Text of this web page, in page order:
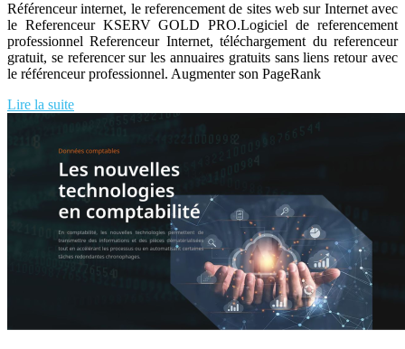
Référenceur internet, le referencement de sites web sur Internet avec
le Referenceur KSERV GOLD PRO.Logiciel de referencement
professionnel Referenceur Internet, téléchargement du referenceur
gratuit, se referencer sur les annuaires gratuits sans liens retour avec
le référenceur professionnel. Augmenter son PageRank
Lire la suite